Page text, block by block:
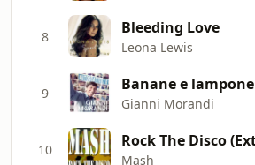
8 Bleeding Love
Leona Lewis
9
Gianni Morandi
10
Mash